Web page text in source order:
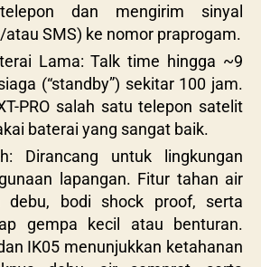
dan mengirim sinyal
SMS) ke nomor praprogam.
Lama: Talk time hingga ~9
(“standby”) sekitar 100 jam.
PRO salah satu telepon satelit
baterai yang sangat baik.
Dirancang untuk lingkungan
lapangan. Fitur tahan air
debu, bodi shock proof, serta
gempa kecil atau benturan.
IK05 menunjukkan ketahanan